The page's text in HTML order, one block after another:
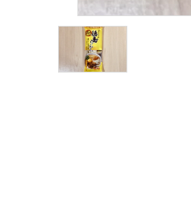
玉ちゃん・雑貨
INFORMATIOM